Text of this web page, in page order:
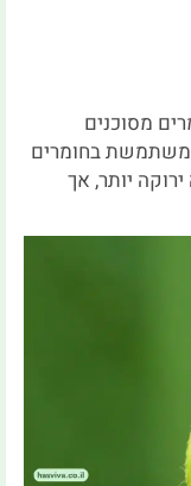
מסוכנים
משתמשת בחומרים
יותר, אך